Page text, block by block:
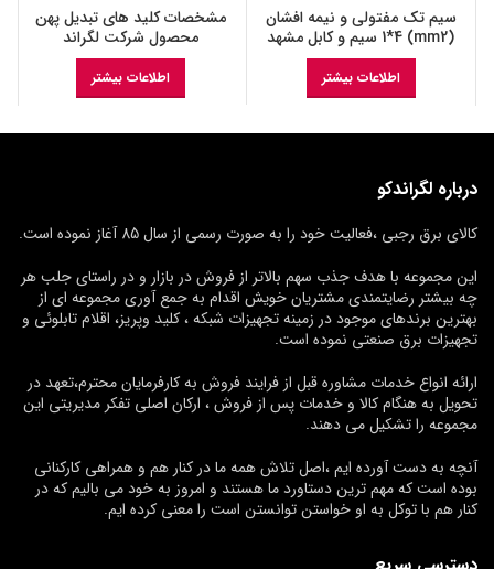
سیم تک مفتولی و نیمه افشان
(mm2) 1*4 سیم و کابل مشهد
اطلاعات بیشتر
مشخصات کلید های تبدیل پهن
محصول شرکت لگراند
اطلاعات بیشتر
درباره لگراندکو
کالای برق رجبی ،فعالیت خود را به صورت رسمی از سال 85 آغاز نموده است.
این مجموعه با هدف جذب سهم بالاتر از فروش در بازار و در راستای جلب هر
چه بیشتر رضایتمندی مشتریان خویش اقدام به جمع آوری مجموعه ای از
بهترین برندهای موجود در زمینه تجهیزات شبکه ، کلید وپریز، اقلام تابلوئی و
تجهیزات برق صنعتی نموده است.
ارائه انواع خدمات مشاوره قبل از فرایند فروش به کارفرمایان محترم،تعهد در
تحویل به هنگام کالا و خدمات پس از فروش ، ارکان اصلی تفکر مدیریتی این
مجموعه را تشکیل می دهند.
آنچه به دست آورده ایم ،اصل تلاش همه ما در کنار هم و همراهی کارکنانی
بوده است که مهم ترین دستاورد ما هستند و امروز به خود می بالیم که در
کنار هم با توکل به او خواستن توانستن است را معنی کرده ایم.